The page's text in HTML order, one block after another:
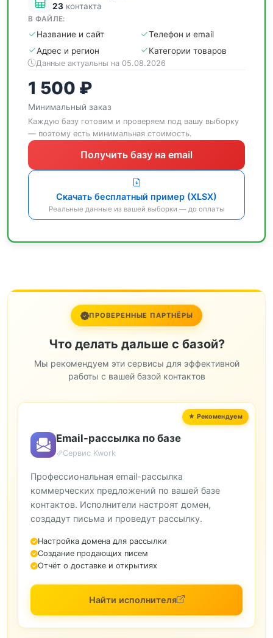
23 контакта
В ФАЙЛЕ:
Название и сайт
Телефон и email
Адрес и регион
Категории товаров
Данные актуальны на 05.08.2026
1 500 ₽
Минимальный заказ
Каждую базу готовим и проверяем под вашу выборку
— поэтому есть минимальная стоимость.
Получить базу на email
Скачать бесплатный пример (XLSX)
Реальные данные из вашей выборки — до оплаты
ПРОВЕРЕННЫЕ ПАРТНЁРЫ
Что делать дальше с базой?
Мы рекомендуем эти сервисы для эффективной
работы с вашей базой контактов
Email-рассылка по базе
Сервис Kwork
Профессиональная email-рассылка
коммерческих предложений по вашей базе
контактов. Исполнители настроят домен,
создадут письма и проведут рассылку.
Настройка домена для рассылки
Создание продающих писем
Отчёт о доставке и открытиях
Найти исполнителя